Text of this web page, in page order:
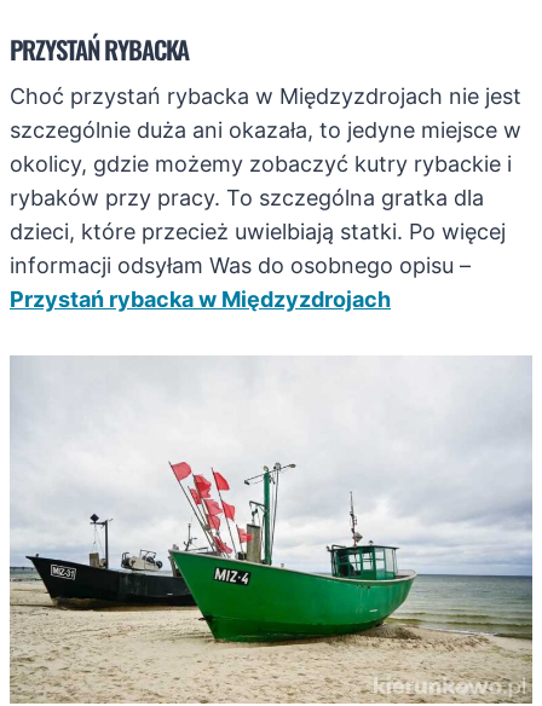
PRZYSTAŃ RYBACKA
Choć przystań rybacka w Międzyzdrojach nie jest
szczególnie duża ani okazała, to jedyne miejsce w
okolicy, gdzie możemy zobaczyć kutry rybackie i
rybaków przy pracy. To szczególna gratka dla
dzieci, które przecież uwielbiają statki. Po więcej
informacji odsyłam Was do osobnego opisu –
Przystań rybacka w Międzyzdrojach